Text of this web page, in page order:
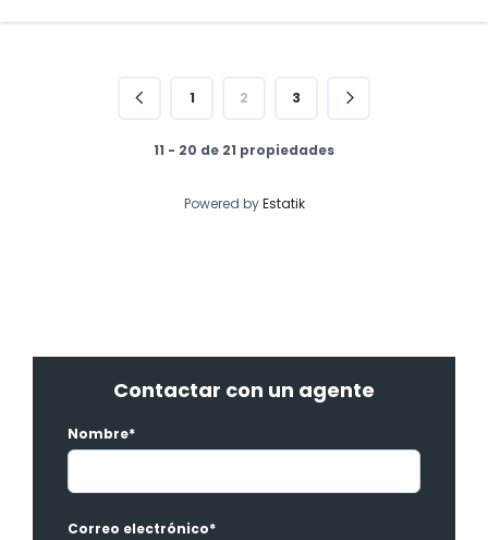
1 2 3
11 - 20 de 21 propiedades
Powered byEstatik
Contactar con un agente
Nombre*
Correo electrónico*